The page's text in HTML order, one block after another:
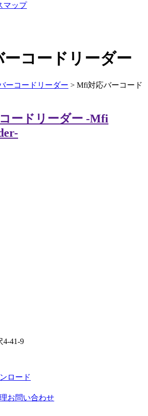
マップ
コードリーダー
ーコードリーダー > Mfi対応バーコード
ードリーダー -Mfi
4-41-9
ロード
お問い合わせ